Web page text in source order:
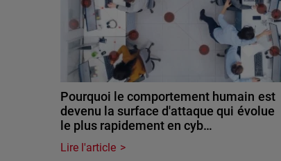
Pourquoi le comportement humain est
devenu la surface d'attaque qui évolue
le plus rapidement en cyb…
Lire l'article